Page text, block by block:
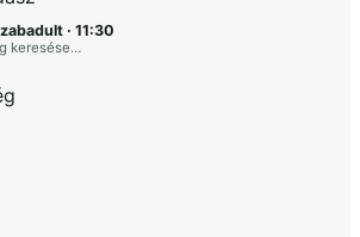
· 11:30
keresése…